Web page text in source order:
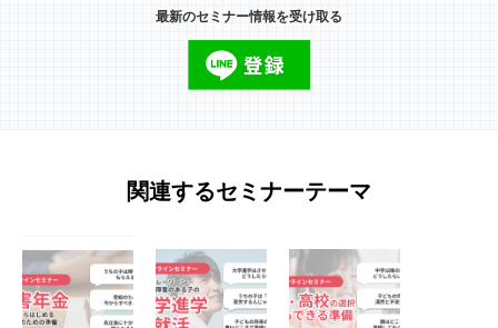
最新のセミナー情報を受け取る
関連するセミナーテーマ